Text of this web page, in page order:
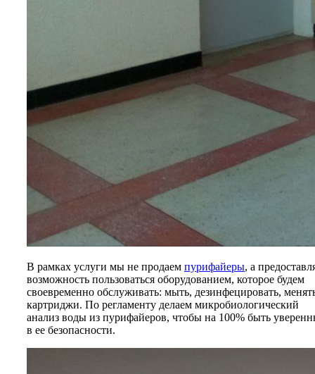
В рамках услуги мы не продаем пурифайеры, а
возможность пользоваться оборудованием, которое будем
своевременно обслуживать: мыть, дезинфецировать,
картриджи. По регламенту делаем микробиологический
анализ воды из пурифайеров, чтобы на 100% быть
в ее безопасности.